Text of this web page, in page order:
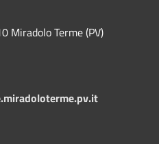
Miradolo Terme (PV)